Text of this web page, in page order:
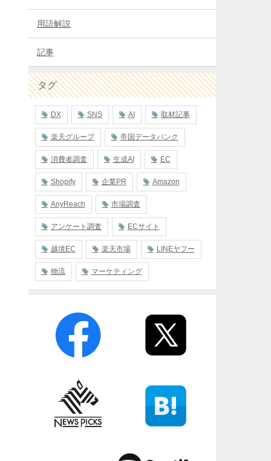
用語解説
記事
タグ
DX SNS AI 取材記事
楽天グループ 帝国データバンク
消費者調査 生成AI EC
Shopify 企業PR Amazon
AnyReach 市場調査
アンケート調査 ECサイト
越境EC 楽天市場 LINEヤフー
物流 マーケティング